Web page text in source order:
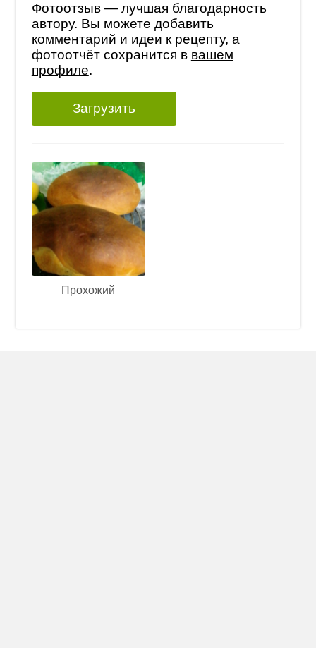
Фотоотзыв — лучшая благодарность
автору. Вы можете добавить
комментарий и идеи к рецепту, а
фотоотчёт сохранится в вашем
профиле.
Загрузить
Прохожий